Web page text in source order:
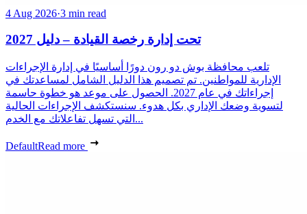
4 Aug 2026·3 min read
تحت إدارة رخصة القيادة – دليل 2027
تلعب محافظة بوش دو رون دورًا أساسيًا في إدارة الإجراءات
الإدارية للمواطنين. تم تصميم هذا الدليل الشامل لمساعدتك في
إجراءاتك في عام 2027. الحصول على موعد هو خطوة حاسمة
لتسوية وضعك الإداري بكل هدوء. سنستكشف الإجراءات الحالية
التي تسهل تفاعلاتك مع الخدم...
DefaultRead more